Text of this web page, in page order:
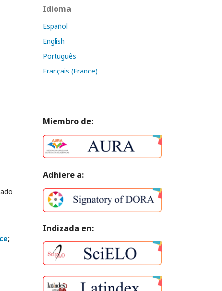
;
Idioma
Español
English
Português
Français (France)
Miembro de:
Adhiere a:
Indizada en: